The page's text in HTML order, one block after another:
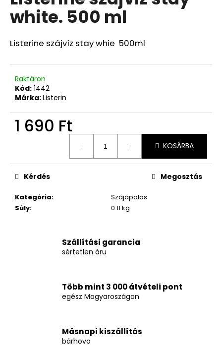
ből
csillag.
white. 500 ml
Listerine szájvíz stay whie 500ml
Raktáron
Kód: 1442
Márka:Listerin
1 690 Ft
KOSÁRBA
Kategória:
Szájápolás
Súly: 0.8 kg
Kérdés Megosztás
Szállítási garancia
sértetlen áru
Több mint 3 000 átvételi pont
egész Magyaroszágon
Másnapi kiszállítás
bárhova